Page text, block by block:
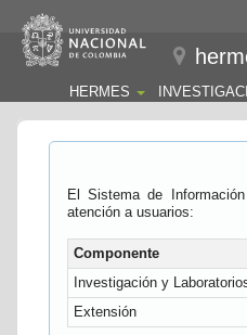
HERMES
El Sistema de
atención a usuarios:
Componente
Investigación y
Extensión